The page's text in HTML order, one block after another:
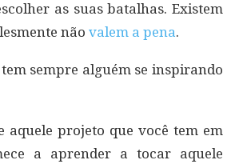
as suas batalhas. Existem
não valem a pena.
tem sempre alguém se inspirando
aquele projeto que você tem em
a aprender a tocar aquele